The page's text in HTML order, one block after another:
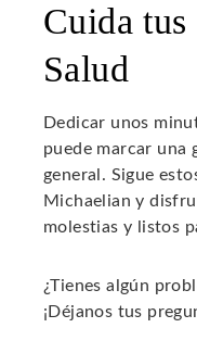
Cuida
Salud
Dedicar unos
puede marcar una
general. Sigue
Michaelian y
molestias y listos
¿Tienes algún
¡Déjanos tus